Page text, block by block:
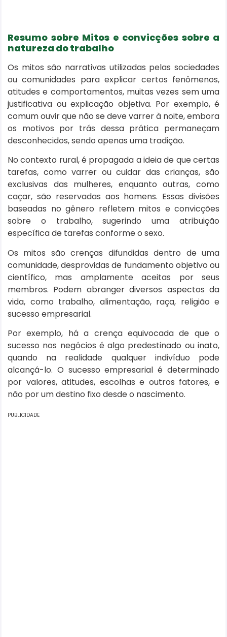
Resumo sobre Mitos e convicções sobre a
natureza do trabalho
Os mitos são narrativas utilizadas pelas sociedades
ou comunidades para explicar certos fenômenos,
atitudes e comportamentos, muitas vezes sem uma
justificativa ou explicação objetiva. Por exemplo, é
comum ouvir que não se deve varrer à noite, embora
os motivos por trás dessa prática permaneçam
desconhecidos, sendo apenas uma tradição.
No contexto rural, é propagada a ideia de que certas
tarefas, como varrer ou cuidar das crianças, são
exclusivas das mulheres, enquanto outras, como
caçar, são reservadas aos homens. Essas divisões
baseadas no gênero refletem mitos e convicções
sobre o trabalho, sugerindo uma atribuição
específica de tarefas conforme o sexo.
Os mitos são crenças difundidas dentro de uma
comunidade, desprovidas de fundamento objetivo ou
científico, mas amplamente aceitas por seus
membros. Podem abranger diversos aspectos da
vida, como trabalho, alimentação, raça, religião e
sucesso empresarial.
Por exemplo, há a crença equivocada de que o
sucesso nos negócios é algo predestinado ou inato,
quando na realidade qualquer indivíduo pode
alcançá-lo. O sucesso empresarial é determinado
por valores, atitudes, escolhas e outros fatores, e
não por um destino fixo desde o nascimento.
PUBLICIDADE